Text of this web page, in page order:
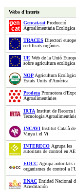
Webs d'interès
Gencat.catProducció
Agroalimentària Ecològica
TRACES Directori
certificats orgànics
UE Web de la Unió
sobre agricultura ecològica
NOPAgricultura
Estats Units d'Amèrica
Prodeca Promotora
Agroalimentàries
IRTA Institut de Recerca i
Tecnologia
INCAVI Institut Català
Vinya i el Vi
INTERECO Agrupa les
autoritats de control en AE
EOCC Agrupa autoritats i
organismes de control a
ENAC Entidad Nacional
Acreditación